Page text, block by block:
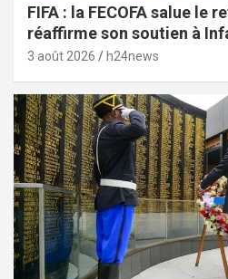
FIFA : la FECOFA salue le
réaffirme son soutien à
3 août 2026 h24news